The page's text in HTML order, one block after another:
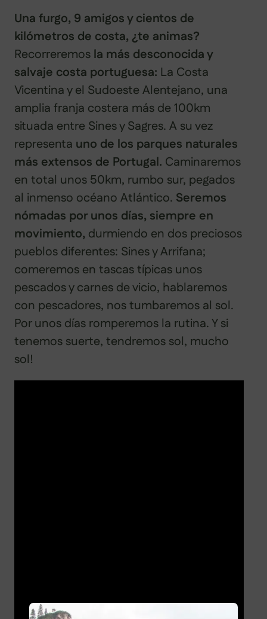
Una furgo, 9 amigos y cientos de
kilómetros de costa, ¿te animas?
Recorreremos la más desconocida y
salvaje costa portuguesa: La Costa
Vicentina y el Sudoeste Alentejano, una
amplia franja costera más de 100km
situada entre Sines y Sagres. A su vez
representa uno de los parques naturales
más extensos de Portugal. Caminaremos
en total unos 50km, rumbo sur, pegados
al inmenso océano Atlántico. Seremos
nómadas por unos días, siempre en
movimiento, durmiendo en dos preciosos
pueblos diferentes: Sines y Arrifana;
comeremos en tascas típicas unos
pescados y carnes de vicio, hablaremos
con pescadores, nos tumbaremos al sol.
Por unos días romperemos la rutina. Y si
tenemos suerte, tendremos sol, mucho
sol!
X